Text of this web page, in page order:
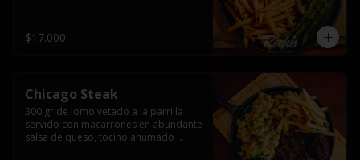
$17.000
Chicago Steak
300 gr de lomo vetado a la parrilla
servido con macarrones en abundante
salsa de queso, tocino ahumado